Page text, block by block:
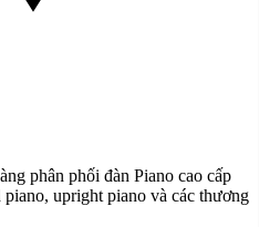
phân phối đàn Piano cao cấp
upright piano và các thương